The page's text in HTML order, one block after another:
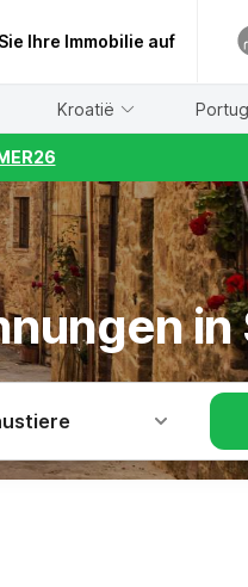
Ihre Immobilie auf
Kroatië
in